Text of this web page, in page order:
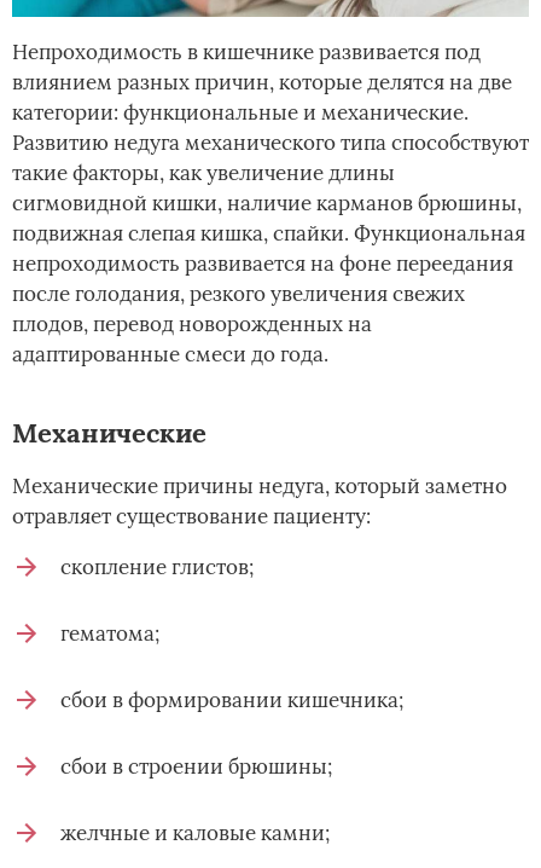
Непроходимость в кишечнике развивается под
влиянием разных причин, которые делятся на две
категории: функциональные и механические.
Развитию недуга механического типа способствуют
такие факторы, как увеличение длины
сигмовидной кишки, наличие карманов брюшины,
подвижная слепая кишка, спайки. Функциональная
непроходимость развивается на фоне переедания
после голодания, резкого увеличения свежих
плодов, перевод новорожденных на
адаптированные смеси до года.
Механические
Механические причины недуга, который заметно
отравляет существование пациенту:
скопление глистов;
гематома;
сбои в формировании кишечника;
сбои в строении брюшины;
желчные и каловые камни;